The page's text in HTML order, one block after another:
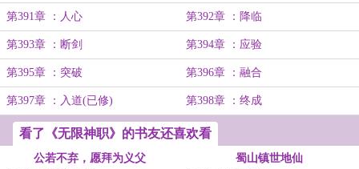
第391章 ：人心 第392章 ：降临
第393章 ：断剑 第394章 ：应验
第395章 ：突破 第396章 ：融合
第397章 ：入道(已修) 第398章 ：终成
看了《无限神职》的书友还喜欢看
公若不弃，愿拜为义父
蜀山镇世地仙